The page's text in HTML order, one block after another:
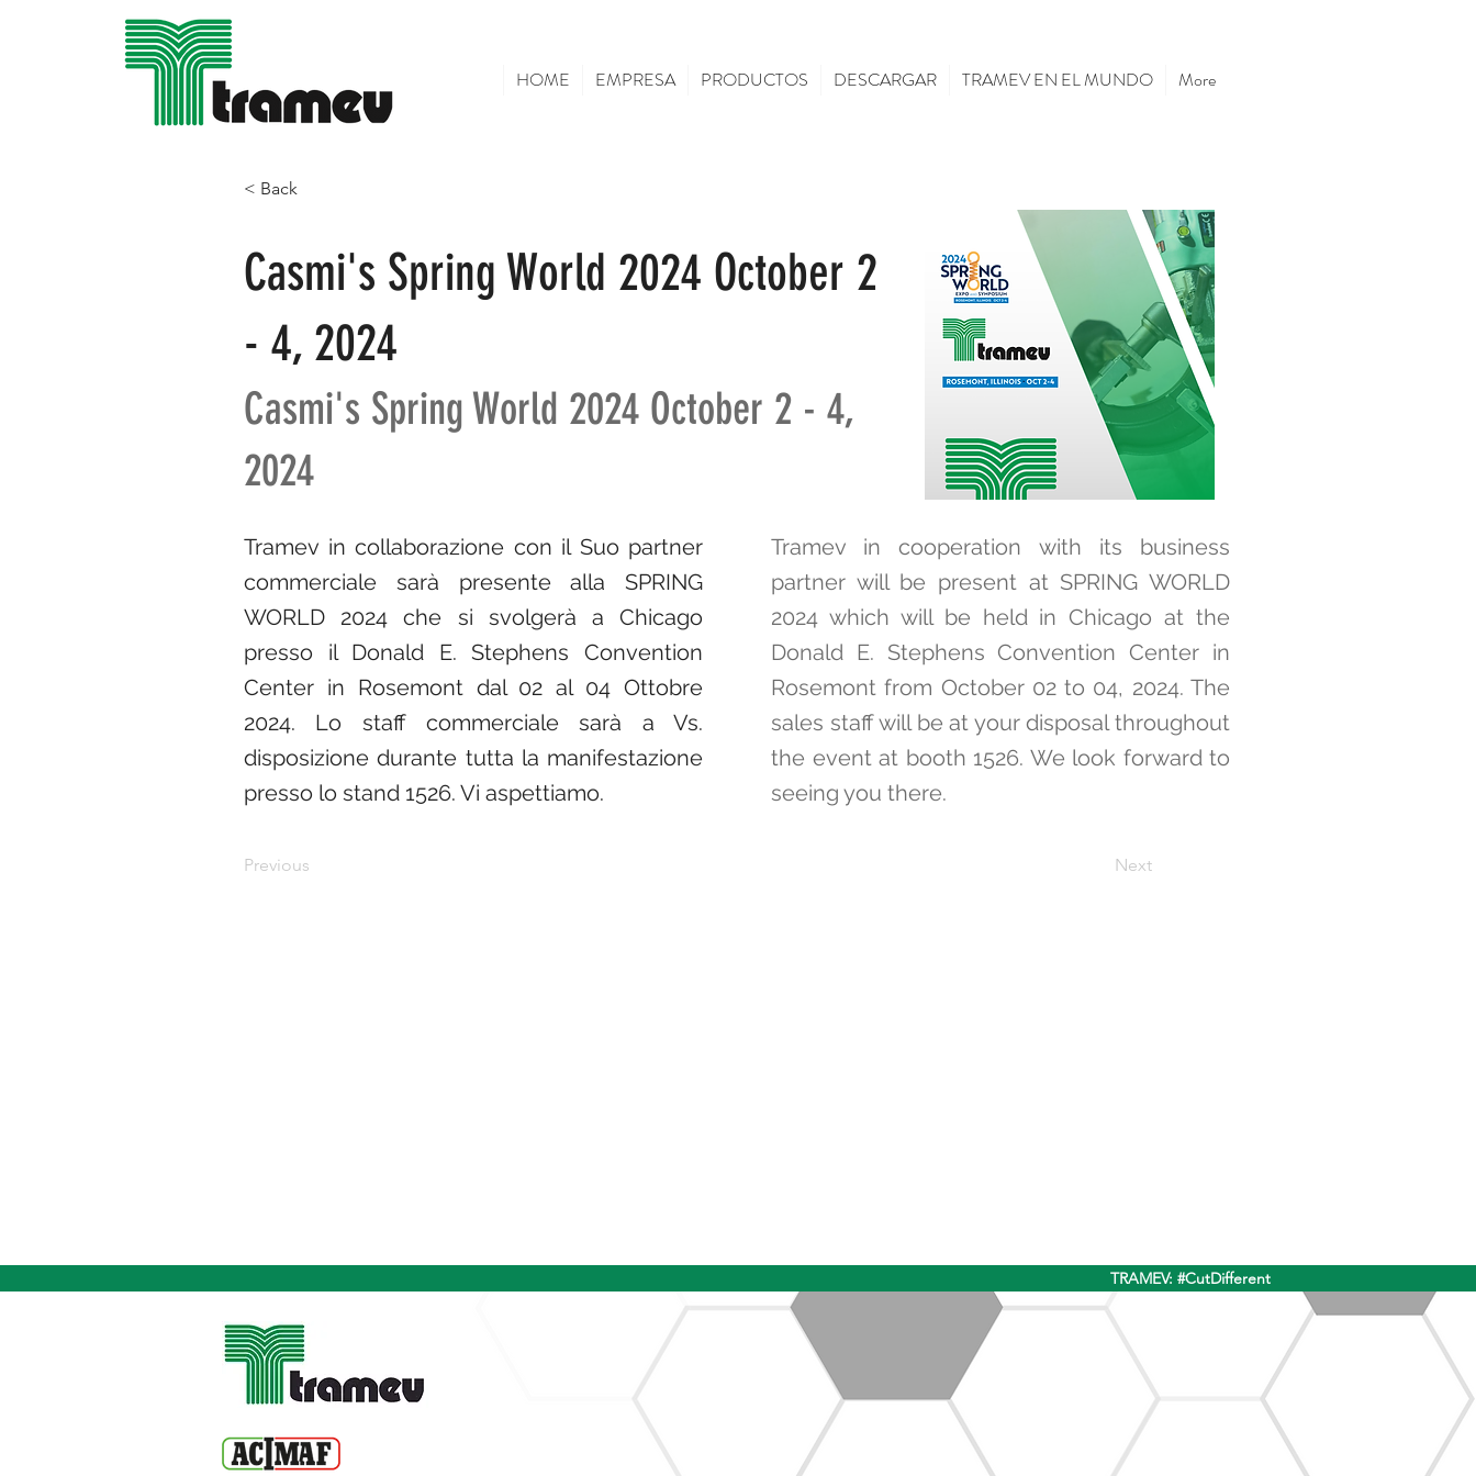
HOME EMPRESA PRODUCTOS DESCARGAR TRAMEV EN EL MUNDO More
< Back
Casmi's Spring World 2024 October 2
- 4, 2024
Casmi's Spring World 2024 October 2 - 4,
2024
Tramev in collaborazione con il Suo partner
commerciale sarà presente alla SPRING
WORLD 2024 che si svolgerà a Chicago
presso il Donald E. Stephens Convention
Center in Rosemont dal 02 al 04 Ottobre
2024. Lo staff commerciale sarà a Vs.
disposizione durante tutta la manifestazione
presso lo stand 1526. Vi aspettiamo.
Tramev in cooperation with its business
partner will be present at SPRING WORLD
2024 which will be held in Chicago at the
Donald E. Stephens Convention Center in
Rosemont from October 02 to 04, 2024. The
sales staff will be at your disposal throughout
the event at booth 1526. We look forward to
seeing you there.
Previous Next
TRAMEV: #CutDifferent